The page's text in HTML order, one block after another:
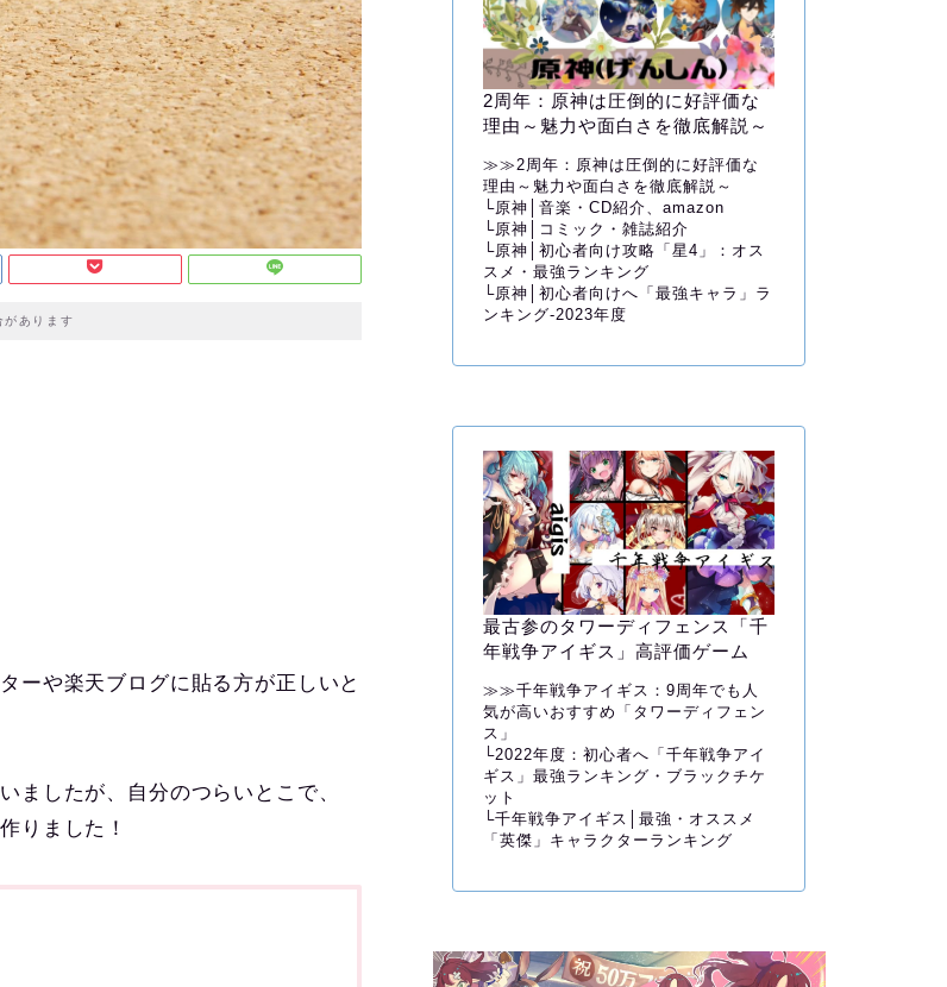
があります
ーや楽天ブログに貼る方が正しいと
ましたが、自分のつらいとこで、
りました！
2周年：原神は圧倒的に好評価な
理由～魅力や面白さを徹底解説～
≫≫2周年：原神は圧倒的に好評価な
理由～魅力や面白さを徹底解説～
└原神│音楽・CD紹介、amazon
└原神│コミック・雑誌紹介
└原神│初心者向け攻略「星4」：オス
スメ・最強ランキング
└原神│初心者向けへ「最強キャラ」ラ
ンキング-2023年度
最古参のタワーディフェンス「千
年戦争アイギス」高評価ゲーム
≫≫千年戦争アイギス：9周年でも人
気が高いおすすめ「タワーディフェン
ス」
└2022年度：初心者へ「千年戦争アイ
ギス」最強ランキング・ブラックチケ
ット
└千年戦争アイギス│最強・オススメ
「英傑」キャラクターランキング